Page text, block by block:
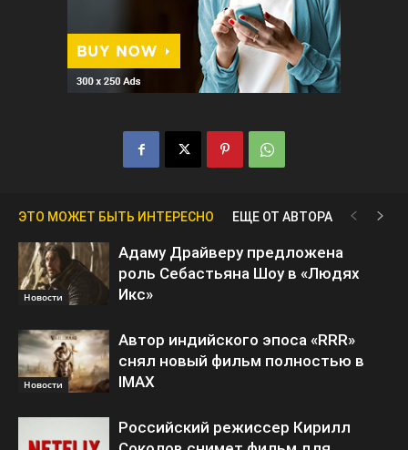
ЭТО МОЖЕТ БЫТЬ ИНТЕРЕСНО ЕЩЕ ОТ АВТОРА
Новости
Адаму Драйверу предложена
роль Себастьяна Шоу в «Людях
Икс»
Новости
Автор индийского эпоса «RRR»
снял новый фильм полностью в
IMAX
Российский режиссер Кирилл